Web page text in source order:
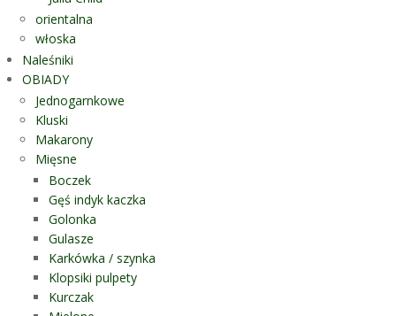
orientalna
włoska
Naleśniki
OBIADY
Jednogarnkowe
Kluski
Makarony
Mięsne
Boczek
Gęś indyk kaczka
Golonka
Gulasze
Karkówka / szynka
Klopsiki pulpety
Kurczak